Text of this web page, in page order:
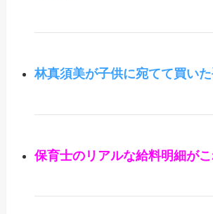
林真須美が子供に宛てて買い
保育士のリアルな給料明細が